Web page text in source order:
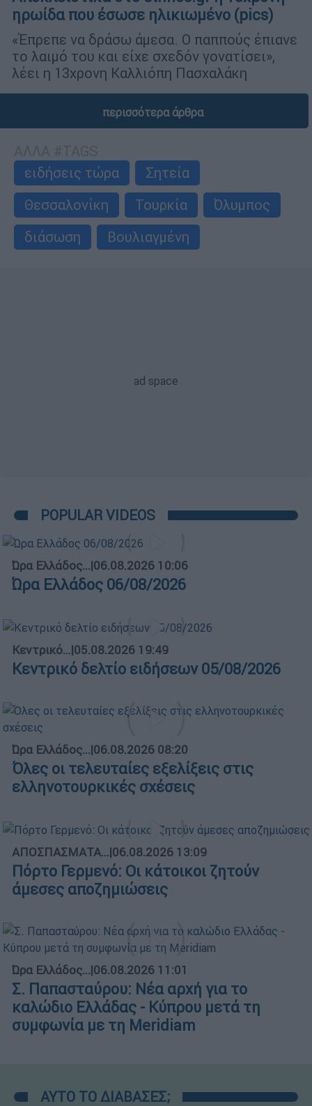
ηρωίδα που έσωσε ηλικιωμένο (pics)
«Έπρεπε να δράσω άμεσα. Ο παππούς έπιανε
το λαιμό του και είχε σχεδόν γονατίσει»,
λέει η 13χρονη Καλλιόπη Πασχαλάκη
περισσότερα άρθρα
ειδήσεις τώρα
Σητεία
Θεσσαλονίκη
Τουρκία
Όλυμπος
διάσωση
Βουλιαγμένη
POPULAR VIDEOS
Ώρα Ελλάδος...|06.08.2026 10:06
Ώρα Ελλάδος 06/08/2026
Κεντρικό...|05.08.2026 19:49
Κεντρικό δελτίο ειδήσεων 05/08/2026
Ώρα Ελλάδος...|06.08.2026 08:20
Όλες οι τελευταίες εξελίξεις στις
ελληνοτουρκικές σχέσεις
ΑΠΟΣΠΑΣΜΑΤΑ...|06.08.2026 13:09
Πόρτο Γερμενό: Οι κάτοικοι ζητούν
άμεσες αποζημιώσεις
Ώρα Ελλάδος...|06.08.2026 11:01
Σ. Παπασταύρου: Νέα αρχή για το
καλώδιο Ελλάδας - Κύπρου μετά τη
συμφωνία με τη Meridiam
ΑΥΤΟ ΤΟ ΔΙΑΒΑΣΕΣ;